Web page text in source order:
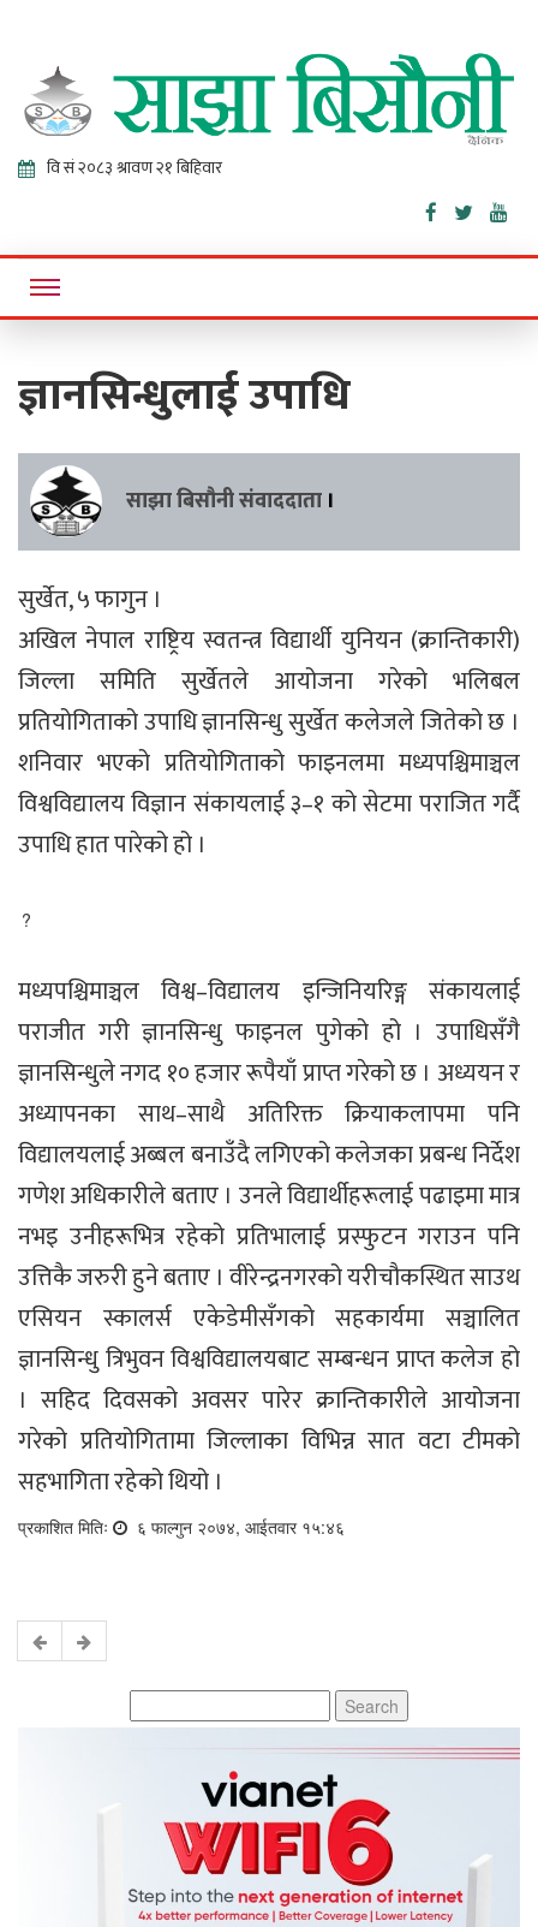
Sajha
Bisaunee
Online News Portal
ज्ञानसिन्धुलाई उपाधि
साझा बिसौनी संवाददाता ।
सुर्खेत, ५ फागुन ।
अखिल नेपाल राष्ट्रिय स्वतन्त्र विद्यार्थी युनियन (क्रान्तिकारी)
जिल्ला समिति सुर्खेतले आयोजना गरेको भलिबल
प्रतियोगिताको उपाधि ज्ञानसिन्धु सुर्खेत कलेजले जितेको छ ।
शनिवार भएको प्रतियोगिताको फाइनलमा मध्यपश्चिमाञ्चल
विश्वविद्यालय विज्ञान संकायलाई ३–१ को सेटमा पराजित गर्दै
उपाधि हात पारेको हो ।
?
मध्यपश्चिमाञ्चल विश्व–विद्यालय इन्जिनियरिङ्ग संकायलाई
पराजीत गरी ज्ञानसिन्धु फाइनल पुगेको हो । उपाधिसँगै
ज्ञानसिन्धुले नगद १० हजार रूपैयाँ प्राप्त गरेको छ । अध्ययन र
अध्यापनका साथ–साथै अतिरिक्त क्रियाकलापमा पनि
विद्यालयलाई अब्बल बनाउँदै लगिएको कलेजका प्रबन्ध निर्देश
गणेश अधिकारीले बताए । उनले विद्यार्थीहरूलाई पढाइमा मात्र
नभइ उनीहरूभित्र रहेको प्रतिभालाई प्रस्फुटन गराउन पनि
उत्तिकै जरुरी हुने बताए । वीरेन्द्रनगरको यरीचौकस्थित साउथ
एसियन स्कालर्स एकेडेमीसँगको सहकार्यमा सञ्चालित
ज्ञानसिन्धु त्रिभुवन विश्वविद्यालयबाट सम्बन्धन प्राप्त कलेज हो
। सहिद दिवसको अवसर पारेर क्रान्तिकारीले आयोजना
गरेको प्रतियोगितामा जिल्लाका विभिन्न सात वटा टीमको
सहभागिता रहेको थियो ।
प्रकाशित मितिः ६ फाल्गुन २०७४, आईतवार १५:४६
for: